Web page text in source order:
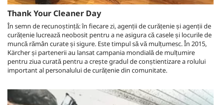
Thank Your Cleaner Day
În semn de recunoștință: în fiecare zi, agenții de curățenie și agenții de
curățenie lucrează neobosit pentru a ne asigura că casele și locurile de
muncă rămân curate și sigure. Este timpul să vă mulțumesc. În 2015,
Kärcher și partenerii au lansat campania mondială de mulțumire
pentru ziua curată pentru a crește gradul de conștientizare a rolului
important al personalului de curățenie din comunitate.